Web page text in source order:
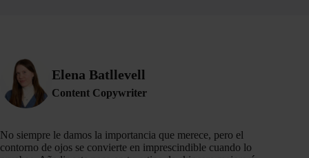
Elena Batllevell
Content Copywriter
No siempre le damos la importancia que merece, pero el
contorno de ojos se convierte en imprescindible cuando lo